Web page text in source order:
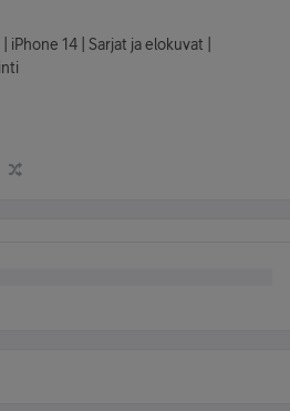
14 | Sarjat ja elokuvat |